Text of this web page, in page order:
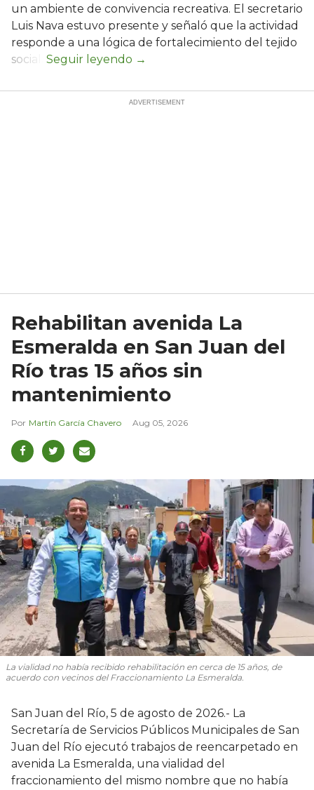
un ambiente de convivencia recreativa. El secretario
Luis Nava estuvo presente y señaló que la actividad
responde a una lógica de fortalecimiento del tejido
social:
Rehabilitan avenida La
Esmeralda en San Juan del
Río tras 15 años sin
mantenimiento
Martín García Chavero Aug 05, 2026
La vialidad no había recibido rehabilitación en cerca de 15 años, de
acuerdo con vecinos del Fraccionamiento La Esmeralda.
San Juan del Río, 5 de agosto de 2026.- La
Secretaría de Servicios Públicos Municipales de San
Juan del Río ejecutó trabajos de reencarpetado en
avenida La Esmeralda, una vialidad del
fraccionamiento del mismo nombre que no había